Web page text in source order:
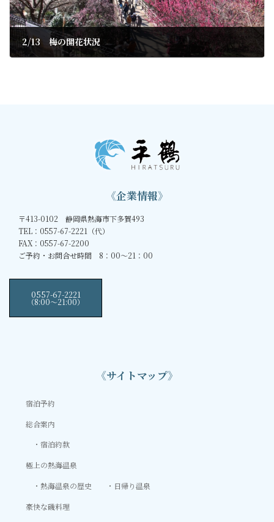
2/13 梅の開花状況
《企業情報》
〒413-0102 静岡県熱海市下多賀493
TEL：0557-67-2221（代）
FAX：0557-67-2200
ご予約・お問合せ時間 8：00～21：00
0557-67-2221
（8:00〜21:00）
《サイトマップ》
宿泊予約
総合案内
宿泊約款
極上の熱海温泉
熱海温泉の歴史
日帰り温泉
豪快な磯料理